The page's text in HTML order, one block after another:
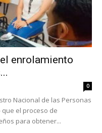
enrolamiento
0
Nacional de las Personas
que el proceso de
para obtener...